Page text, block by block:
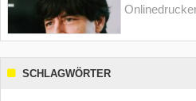
SCHLAGWÖRTER